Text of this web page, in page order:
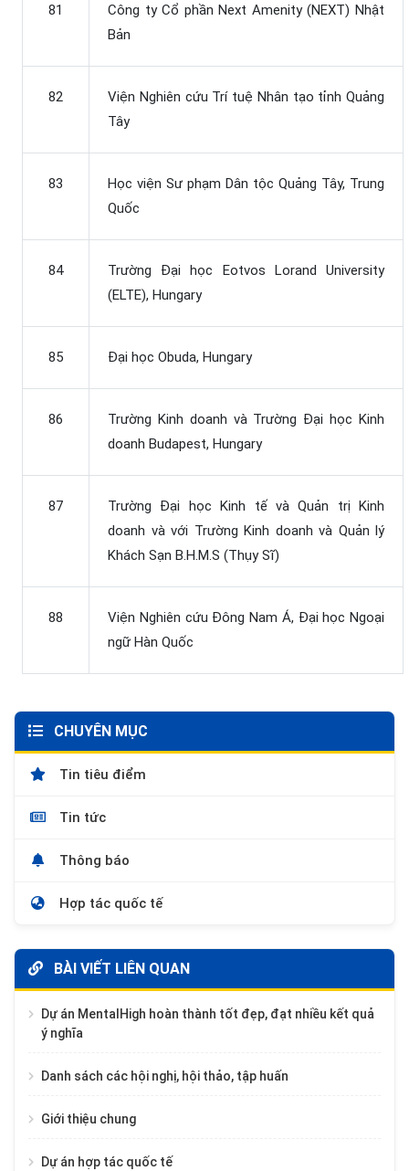
81
Công ty Cổ phần Next Amenity (NEXT) Nhật
Bản
82
Viện Nghiên cứu Trí tuệ Nhân tạo tỉnh Quảng
Tây
83
Học viện Sư phạm Dân tộc Quảng Tây, Trung
Quốc
84
Trường Đại học Eotvos Lorand University
(ELTE), Hungary
85 Đại học Obuda, Hungary
86
Trường Kinh doanh và Trường Đại học Kinh
doanh Budapest, Hungary
87
Trường Đại học Kinh tế và Quản trị Kinh
doanh và với Trường Kinh doanh và Quản lý
Khách Sạn B.H.M.S (Thụy Sĩ)
88
Viện Nghiên cứu Đông Nam Á, Đại học Ngoại
ngữ Hàn Quốc
CHUYÊN MỤC
Tin tiêu điểm
Tin tức
Thông báo
Hợp tác quốc tế
BÀI VIẾT LIÊN QUAN
Dự án MentalHigh hoàn thành tốt đẹp, đạt nhiều kết quả
ý nghĩa
Danh sách các hội nghị, hội thảo, tập huấn
Giới thiệu chung
Dự án hợp tác quốc tế